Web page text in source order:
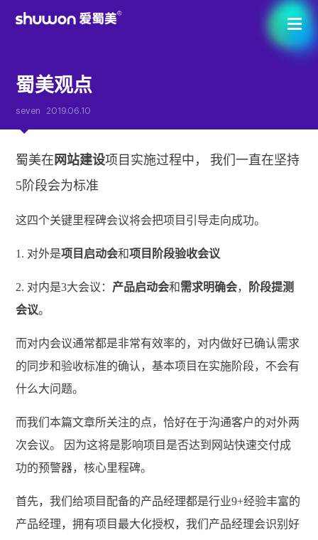
蜀美观点
seven 2019.06.10
蜀美在 网站建设项目实施过程中，
我们一直在坚持
5阶段会为标准
这四个关键里程碑会议将会把项目引导走向成功。
1. 对外是项目启动会和项目阶段验收会议
2. 对内是3大会议： 产品启动会和需求明确会，
阶段提测
会议。
而对内会议通常都是非常有效率的，对内做好已确认需求
的同步和验收标准的确认，基本项目在实施阶段，不会有
什么大问题。
而我们本篇文章所关注的点，恰好在于沟通客户的对外两
次会议。 因为这将是影响项目是否达到网站快速交付成
功的预警器，核心里程碑。
首先，我们给项目配备的产品经理都是行业9+经验丰富的
产品经理，拥有项目最大化授权，我们产品经理会识别好